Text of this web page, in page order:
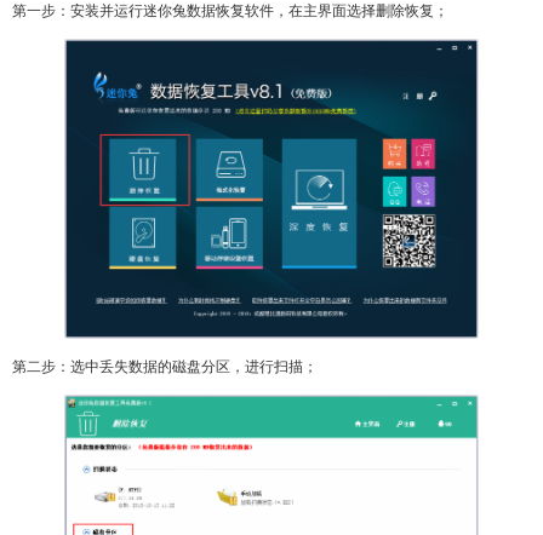
第一步：安装并运行迷你兔数据恢复软件，在主界面选择删除恢复；
第二步：选中丢失数据的磁盘分区，进行扫描；